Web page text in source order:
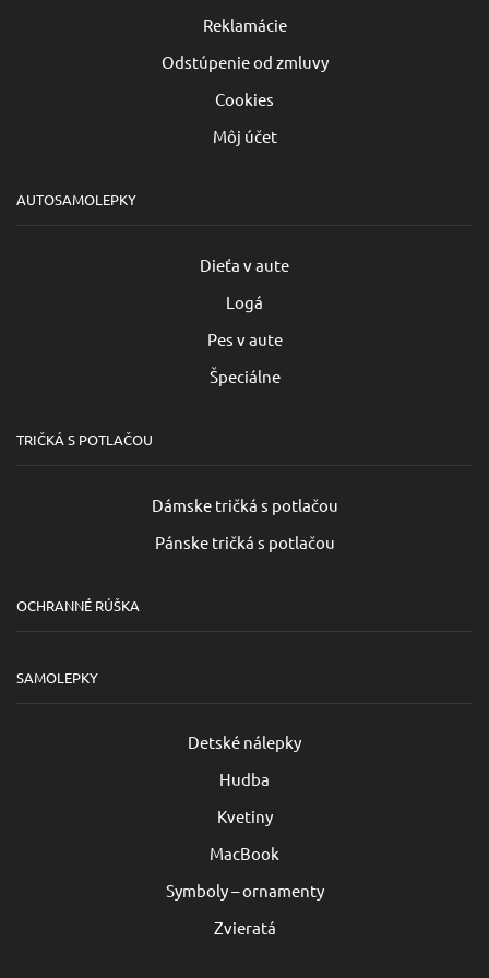
Reklamácie
Odstúpenie od zmluvy
Cookies
Môj účet
AUTOSAMOLEPKY
Dieťa v aute
Logá
Pes v aute
Špeciálne
TRIČKÁ S POTLAČOU
Dámske tričká s potlačou
Pánske tričká s potlačou
OCHRANNÉ RÚŠKA
SAMOLEPKY
Detské nálepky
Hudba
Kvetiny
MacBook
Symboly – ornamenty
Zvieratá